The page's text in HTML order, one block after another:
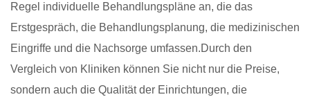
Regel individuelle Behandlungspläne an, die das
Erstgespräch, die Behandlungsplanung, die medizinischen
Eingriffe und die Nachsorge umfassen.Durch den
Vergleich von Kliniken können Sie nicht nur die Preise,
sondern auch die Qualität der Einrichtungen, die